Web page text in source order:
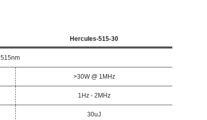
Hercules-515-30
515nm
>30W @ 1MHz
1Hz - 2MHz
30uJ